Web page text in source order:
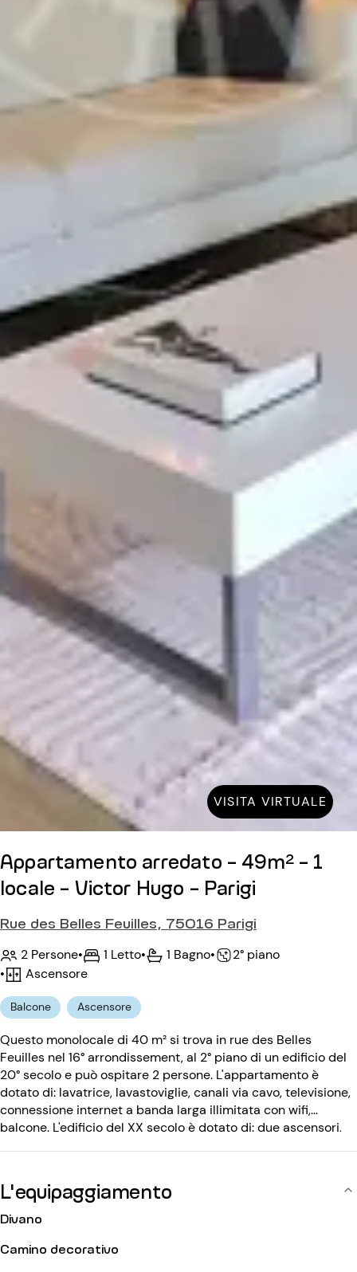
VISITA VIRTUALE
Appartamento arredato - 49m² - 1
locale - Victor Hugo - Parigi
Rue des Belles Feuilles, 75016 Parigi
2 Persone• 1 Letto• 1 Bagno•
2° piano
•
Ascensore
Balcone Ascensore
Questo monolocale di 40 m² si trova in rue des Belles
Feuilles nel 16° arrondissement, al 2° piano di un edificio del
20° secolo e può ospitare 2 persone. L'appartamento è
dotato di: lavatrice, lavastoviglie, canali via cavo, televisione,
connessione internet a banda larga illimitata con wifi,
balcone. L'edificio del XX secolo è dotato di: due ascensori,
L'equipaggiamento
Divano
Camino decorativo